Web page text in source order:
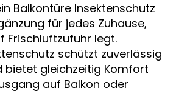
Balkontüre Insektenschutz
für jedes Zuhause,
Frischluftzufuhr legt.
schützt zuverlässig
bietet gleichzeitig Komfort
auf Balkon oder